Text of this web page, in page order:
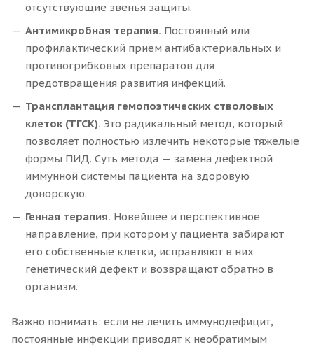
отсутствующие звенья защиты.
Антимикробная терапия. Постоянный или
профилактический прием антибактериальных и
противогрибковых препаратов для
предотвращения развития инфекций.
Трансплантация гемопоэтических стволовых
клеток (ТГСК). Это радикальный метод, который
позволяет полностью излечить некоторые тяжелые
формы ПИД. Суть метода — замена дефектной
иммунной системы пациента на здоровую
донорскую.
Генная терапия. Новейшее и перспективное
направление, при котором у пациента забирают
его собственные клетки, исправляют в них
генетический дефект и возвращают обратно в
организм.
Важно понимать: если не лечить иммунодефицит,
постоянные инфекции приводят к необратимым